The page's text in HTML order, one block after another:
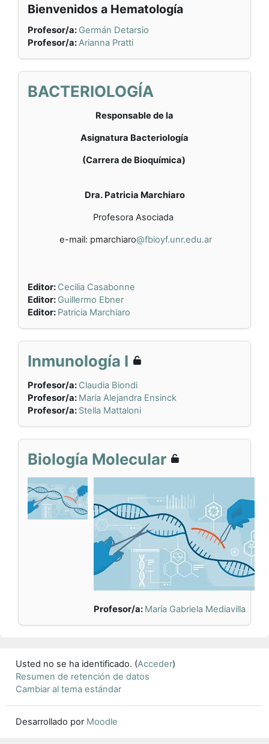
Bienvenidos a Hematología
Profesor/a: Germán Detarsio
Profesor/a:Arianna Pratti
BACTERIOLOGÍA
Responsable de la
Asignatura Bacteriología
(Carrera de Bioquímica)
Dra. Patricia Marchiaro
Profesora Asociada
e-mail: pmarchiaro@fbioyf.unr.edu.ar
Editor: Cecilia Casabonne
Editor: Guillermo Ebner
Editor: Patricia Marchiaro
Inmunología I
Profesor/a: Claudia Biondi
Profesor/a: María Alejandra Ensinck
Profesor/a: Stella Mattaloni
Biología Molecular
Profesor/a: María Gabriela Mediavilla
Usted no se ha identificado. (Acceder)
Resumen de retención de datos
Cambiar al tema estándar
Desarrollado por Moodle